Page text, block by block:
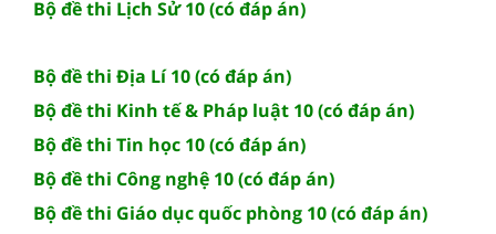
Bộ đề thi Lịch Sử 10 (có đáp án)
Bộ đề thi Địa Lí 10 (có đáp án)
Bộ đề thi Kinh tế & Pháp luật 10 (có đáp án)
Bộ đề thi Tin học 10 (có đáp án)
Bộ đề thi Công nghệ 10 (có đáp án)
Bộ đề thi Giáo dục quốc phòng 10 (có đáp án)